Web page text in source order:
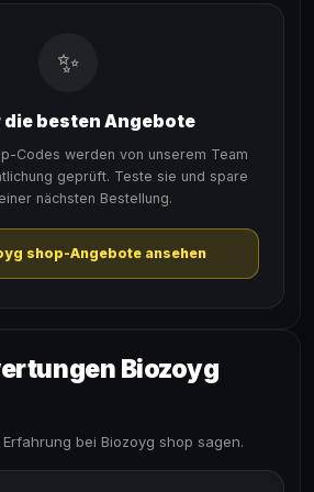
✨
die besten Angebote
Codes werden von unserem Team
geprüft. Teste sie und spare
nächsten Bestellung.
shop-Angebote ansehen
Biozoyg
bei Biozoyg shop sagen.